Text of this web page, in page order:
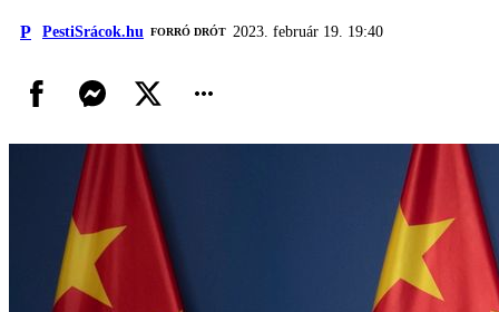
P PestiSrácok.hu FORRÓ DRÓT 2023. február 19. 19:40